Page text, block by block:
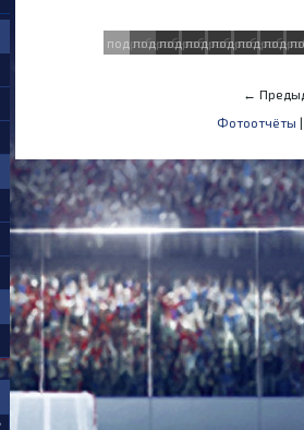
подробнее
подробнее
подробнее
подробнее
подробнее
←
Фотоотчёты